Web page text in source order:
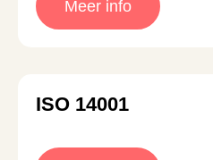
Meer info
ISO 14001